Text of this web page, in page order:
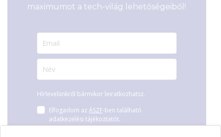
maximumot a tech-világ lehetőségeiből!
Hírlevelünkről bármikor leiratkozhatsz.
Elfogadom az ÁSZF-ben található
adatkezelési tájékoztatót.